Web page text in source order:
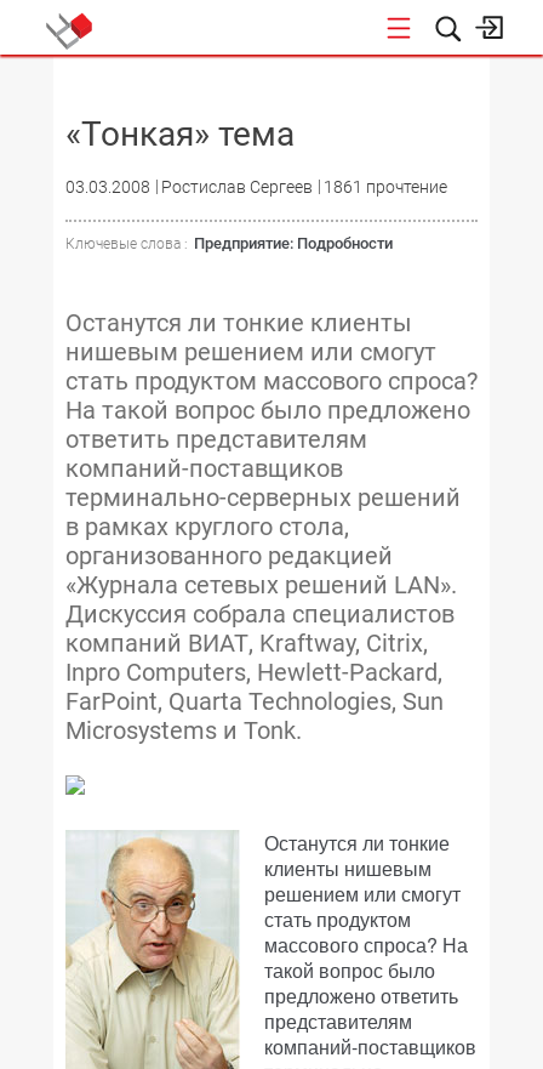
«Тонкая» тема
03.03.2008 Ростислав Сергеев 1861 прочтение
Ключевые слова : Предприятие: Подробности
Останутся ли тонкие клиенты
нишевым решением или смогут
стать продуктом массового спроса?
На такой вопрос было предложено
ответить представителям
компаний-поставщиков
терминально-серверных решений
в рамках круглого стола,
организованного редакцией
«Журнала сетевых решений LAN».
Дискуссия собрала специалистов
компаний ВИАТ, Kraftway, Citrix,
Inpro Computers, Hewlett-Packard,
FarPoint, Quarta Technologies, Sun
Microsystems и Tonk.
Останутся ли тонкие
клиенты нишевым
решением или смогут
стать продуктом
массового спроса? На
такой вопрос было
предложено ответить
представителям
компаний-поставщиков